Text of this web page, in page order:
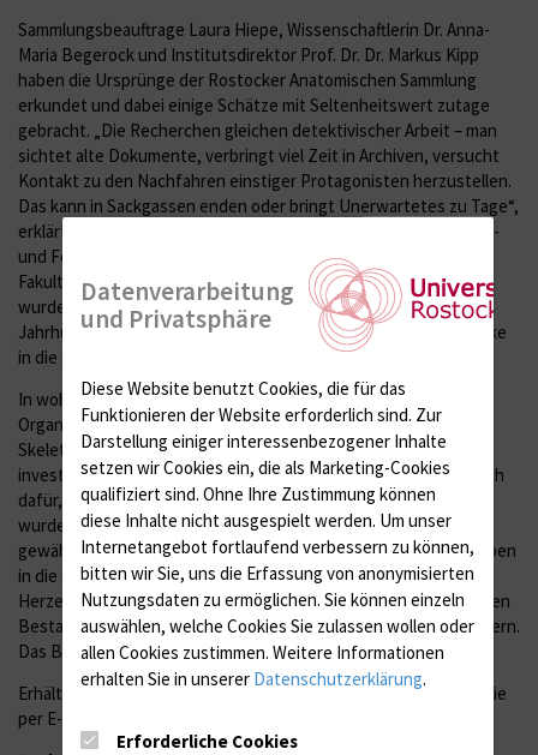
Sammlungsbeauftrage Laura Hiepe, Wissenschaftlerin Dr. Anna-
Maria Begerock und Institutsdirektor Prof. Dr. Dr. Markus Kipp
haben die Ursprünge der Rostocker Anatomischen Sammlung
erkundet und dabei einige Schätze mit Seltenheitswert zutage
gebracht. „Die Recherchen gleichen detektivischer Arbeit – man
sichtet alte Dokumente, verbringt viel Zeit in Archiven, versucht
Kontakt zu den Nachfahren einstiger Protagonisten herzustellen.
Das kann in Sackgassen enden oder bringt Unerwartetes zu Tage“,
erklärt Begerock. Die Anatomie gehört mit zu den ältesten Lehr-
und Forschungsfächern der über 600 Jahre alten Medizinischen
Fakultät der Universität Rostock. Die präsentierten Exponate
wurden von Professoren und Forschern über die letzten zwei
Jahrhunderte gesammelt und erworben oder auch als Geschenke
in die Sammlung aufgenommen.
In wohlgeordneten Vitrinen sind unter anderem historische
Organmodelle, Feuchtpräparate von Organen und Embryonen,
Skelette und zoologische Präparate ausgestellt. Laura Hiepe
investiert viel Zeit in den Erhalt der Sammlung und engagiert sich
dafür, die Exponate der Öffentlichkeit zugänglich zu machen. So
wurde die Idee für den Sammlungsführer geboren. „Darin
gewähren wir einen Einblick in die Faszination Anatomie, verwoben
in die Geschichte Rostocks und der Welt. Es ist uns eine
Herzensangelegenheit, diesen wertvollen und zum Teil sehr alten
Bestand zu bewahren und für kommende Generationen zu sichern.
Das Buch wird dazu beitragen.“
Erhältlich ist der Sammlungsführer direkt im Institut für Anatomie
per E-Mail unter klinische.anatomie@med.uni-rostock.de.
Datenverarbeitung
und Privatsphäre
Diese Website benutzt Cookies, die für das
Funktionieren der Website erforderlich sind. Zur
Darstellung einiger interessenbezogener Inhalte
setzen wir Cookies ein, die als Marketing-Cookies
qualifiziert sind. Ohne Ihre Zustimmung können
diese Inhalte nicht ausgespielt werden. Um unser
Internetangebot fortlaufend verbessern zu können,
bitten wir Sie, uns die Erfassung von anonymisierten
Nutzungsdaten zu ermöglichen. Sie können einzeln
auswählen, welche Cookies Sie zulassen wollen oder
allen Cookies zustimmen. Weitere Informationen
erhalten Sie in unserer Datenschutzerklärung.
Erforderliche Cookies